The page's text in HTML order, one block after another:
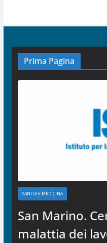
Prima Pagina
SANITÀ E MEDICINA
San Marino.
malattia dei